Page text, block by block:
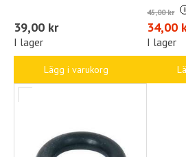
39,00 kr
I lager
Lägg i varukorg
45,00 kr i
34,00
I lager